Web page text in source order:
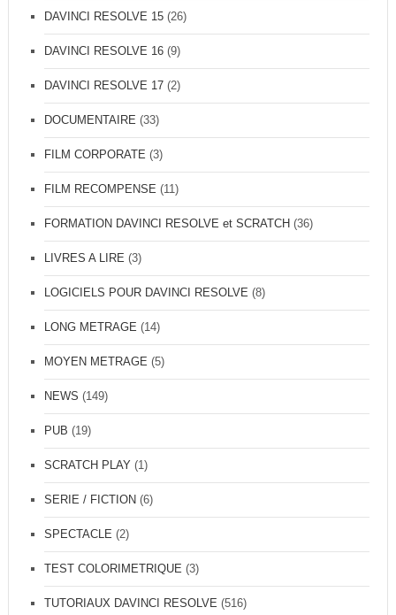
DAVINCI RESOLVE 15(26)
DAVINCI RESOLVE 16(9)
DAVINCI RESOLVE 17(2)
DOCUMENTAIRE (33)
FILM CORPORATE (3)
FILM RECOMPENSE (11)
FORMATION DAVINCI RESOLVE et SCRATCH (36)
LIVRES A LIRE (3)
LOGICIELS POUR DAVINCI RESOLVE (8)
LONG METRAGE (14)
MOYEN METRAGE (5)
NEWS (149)
PUB (19)
SCRATCH PLAY(1)
SERIE / FICTION (6)
SPECTACLE (2)
TEST COLORIMETRIQUE (3)
TUTORIAUX DAVINCI RESOLVE (516)